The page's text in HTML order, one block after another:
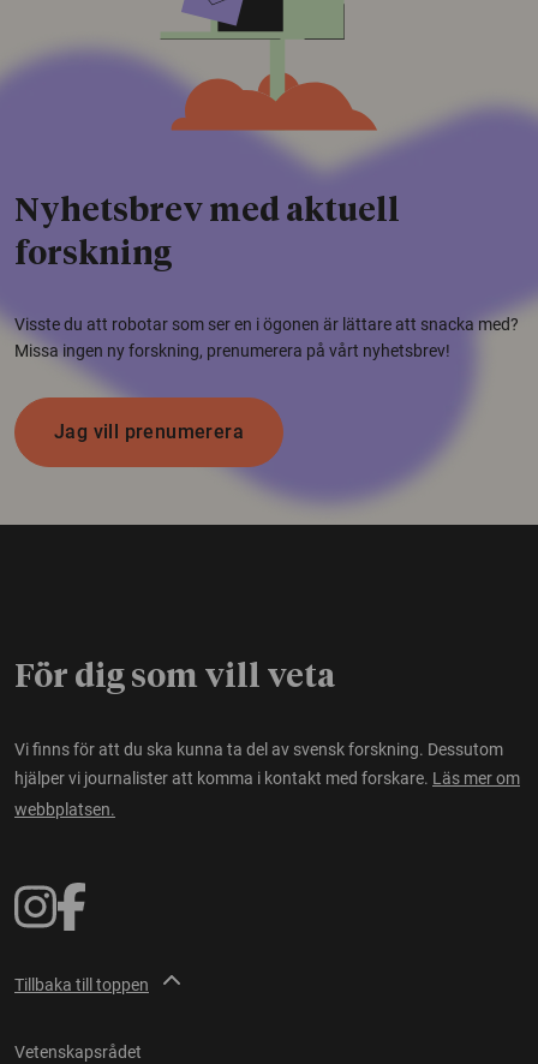
Nyhetsbrev med aktuell
forskning
Visste du att robotar som ser en i ögonen är lättare att snacka med?
Missa ingen ny forskning, prenumerera på vårt nyhetsbrev!
Jag vill prenumerera
För dig som vill veta
Vi finns för att du ska kunna ta del av svensk forskning. Dessutom
hjälper vi journalister att komma i kontakt med forskare. Läs mer om
webbplatsen.
Tillbaka till toppen
Vetenskapsrådet